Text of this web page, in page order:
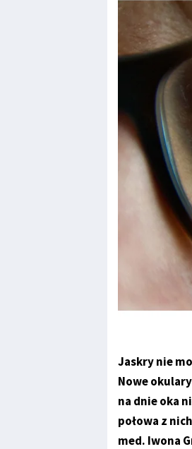
Jaskry nie
Nowe
na dnie oka
połowa z
med. Iwona